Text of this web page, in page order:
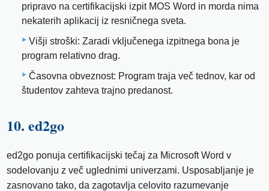
pripravo na certifikacijski izpit MOS Word in morda nima
nekaterih aplikacij iz resničnega sveta.
Višji stroški: Zaradi vključenega izpitnega bona je
program relativno drag.
Časovna obveznost: Program traja več tednov, kar od
študentov zahteva trajno predanost.
10. ed2go
ed2go ponuja certifikacijski tečaj za Microsoft Word v
sodelovanju z več uglednimi univerzami. Usposabljanje je
zasnovano tako, da zagotavlja celovito razumevanje